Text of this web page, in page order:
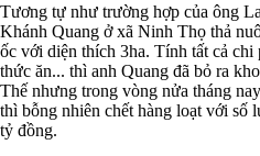
Tương tự như trường hợp của ông
Khánh Quang ở xã Ninh Thọ thả
ốc với diện thích 3ha. Tính tất cả
thức ăn... thì anh Quang đã bỏ ra
Thế nhưng trong vòng nửa tháng
thì bỗng nhiên chết hàng loạt với số
tỷ đồng.